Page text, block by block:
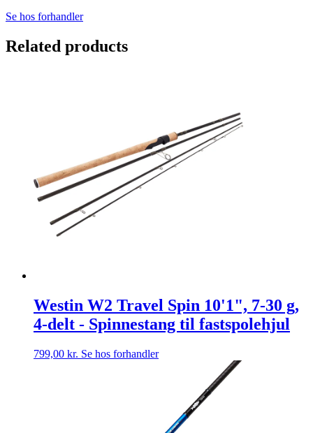
Se hos forhandler
Related products
Westin W2 Travel Spin 10'1", 7-30 g,
4-delt - Spinnestang til fastspolehjul
799,00 kr. Se hos forhandler